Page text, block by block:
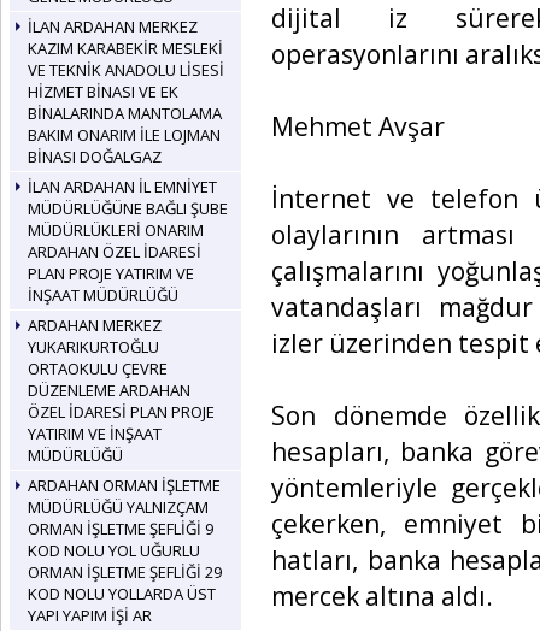
İLAN ARDAHAN MERKEZ
KAZIM KARABEKİR MESLEKİ
VE TEKNİK ANADOLU LİSESİ
HİZMET BİNASI VE EK
BİNALARINDA MANTOLAMA
BAKIM ONARIM İLE LOJMAN
BİNASI DOĞALGAZ
İLAN ARDAHAN İL EMNİYET
MÜDÜRLÜĞÜNE BAĞLI ŞUBE
MÜDÜRLÜKLERİ ONARIM
ARDAHAN ÖZEL İDARESİ
PLAN PROJE YATIRIM VE
İNŞAAT MÜDÜRLÜĞÜ
ARDAHAN MERKEZ
YUKARIKURTOĞLU
ORTAOKULU ÇEVRE
DÜZENLEME ARDAHAN
ÖZEL İDARESİ PLAN PROJE
YATIRIM VE İNŞAAT
MÜDÜRLÜĞÜ
ARDAHAN ORMAN İŞLETME
MÜDÜRLÜĞÜ YALNIZÇAM
ORMAN İŞLETME ŞEFLİĞİ 9
KOD NOLU YOL UĞURLU
ORMAN İŞLETME ŞEFLİĞİ 29
KOD NOLU YOLLARDA ÜST
YAPI YAPIM İŞİ AR
dijital iz
operasyonlarını
Mehmet Avşar
İnternet ve telefon
olaylarının
çalışmalarını
vatandaşları
izler üzerinden tespit
Son dönemde
hesapları, banka
yöntemleriyle
çekerken, emniyet
hatları, banka
mercek altına aldı.